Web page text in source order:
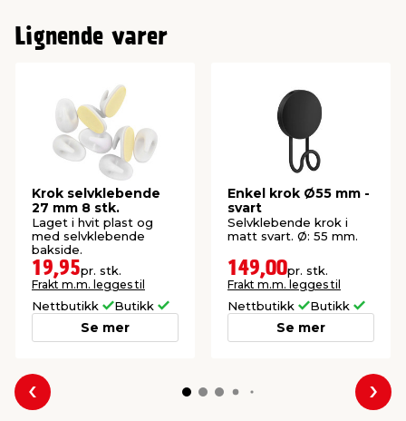
Lignende varer
Krok selvklebende
27 mm 8 stk.
Laget i hvit plast og
med selvklebende
bakside.
19,95pr. stk.
Frakt m.m. legges til
Nettbutikk Butikk
Se mer
Enkel krok Ø55 mm -
svart
Selvklebende krok i
matt svart. Ø: 55 mm.
149,00pr. stk.
Frakt m.m. legges til
Nettbutikk Butikk
Se mer
Forrige